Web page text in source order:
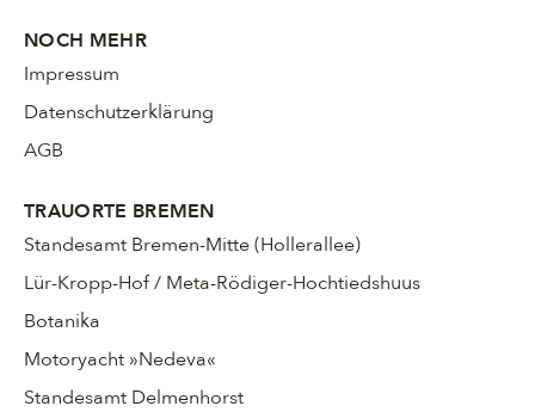
NOCH MEHR
Impressum
Datenschutzerklärung
AGB
TRAUORTE BREMEN
Standesamt Bremen-Mitte (Hollerallee)
Lür-Kropp-Hof / Meta-Rödiger-Hochtiedshuus
Botanika
Motoryacht »Nedeva«
Standesamt Delmenhorst